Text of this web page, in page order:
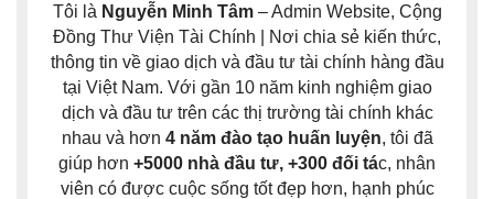
Tôi là Nguyễn Minh Tâm– Admin Website, Cộng
Đồng Thư Viện Tài Chính | Nơi chia sẻ kiến thức,
thông tin về giao dịch và đầu tư tài chính hàng đầu
tại Việt Nam. Với gần 10 năm kinh nghiệm giao
dịch và đầu tư trên các thị trường tài chính khác
nhau và hơn 4 năm đào tạo huấn luyện, tôi đã
giúp hơn +5000 nhà đầu tư, +300 đối tác, nhân
viên có được cuộc sống tốt đẹp hơn, hạnh phúc